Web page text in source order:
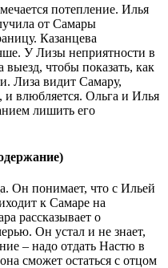
потепление. Илья
от Самары
Казанцева
У Лизы неприятности в
выезд, чтобы показать, как
Лиза видит Самару,
влюбляется. Ольга и Илья
лишить его
Он понимает, что с Ильей
к Самаре на
рассказывает о
Он устал и не знает,
– надо отдать Настю в
сможет остаться с отцом